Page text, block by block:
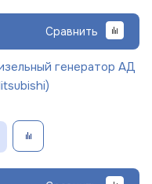
Сравнить
генератор АД